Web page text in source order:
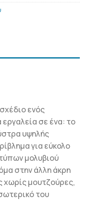
ενός
σε ένα: το
υψηλής
για εύκολο
μολυβιού
στην άλλη άκρη
χωρίς μουτζούρες,
του